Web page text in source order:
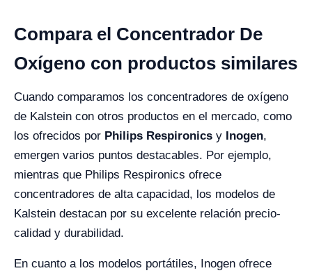
Compara el Concentrador De
Oxígeno con productos similares
Cuando comparamos los concentradores de oxígeno
de Kalstein con otros productos en el mercado, como
los ofrecidos por Philips Respironics y Inogen,
emergen varios puntos destacables. Por ejemplo,
mientras que Philips Respironics ofrece
concentradores de alta capacidad, los modelos de
Kalstein destacan por su excelente relación precio-
calidad y durabilidad.
En cuanto a los modelos portátiles, Inogen ofrece